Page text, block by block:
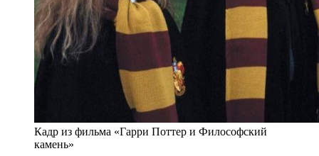
Кадр из фильма «Гарри Поттер и Философский
камень»